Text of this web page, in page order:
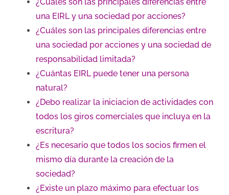
¿Cuáles son las principales diferencias entre
una EIRL y una sociedad por acciones?
¿Cuáles son las principales diferencias entre
una sociedad por acciones y una sociedad de
responsabilidad limitada?
¿Cuántas EIRL puede tener una persona
natural?
¿Debo realizar la iniciacion de actividades con
todos los giros comerciales que incluya en la
escritura?
¿Es necesario que todos los socios firmen el
mismo día durante la creación de la
sociedad?
¿Existe un plazo máximo para efectuar los